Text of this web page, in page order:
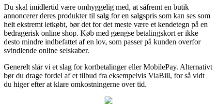
Du skal imidlertid være omhyggelig med, at såfremt en butik
annoncerer deres produkter til salg for en salgspris som kan ses som
helt ekstremt letkøbt, bør det for det meste være et kendetegn på en
bedragerisk online shop. Køb med gængse betalingskort er ikke
desto mindre indbefattet af en lov, som passer på kunden overfor
svindlende online selskaber.
Generelt slår vi et slag for kortbetalinger eller MobilePay. Alternativt
bør du drage fordel af et tilbud fra eksempelvis ViaBill, for så vidt
du higer efter at klare omkostningerne over tid.